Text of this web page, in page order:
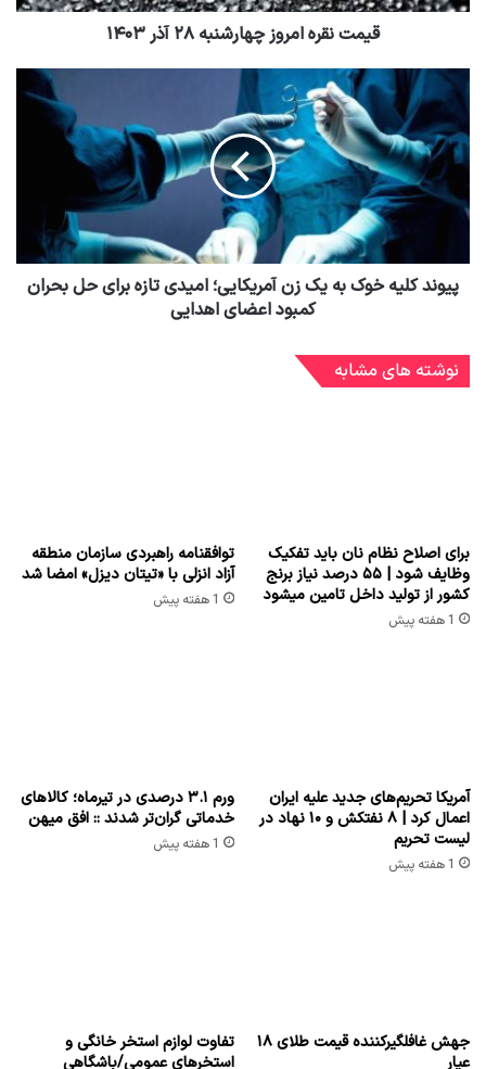
قیمت نقره امروز چهارشنبه ۲۸ آذر ۱۴۰۳
پیوند کلیه خوک به یک زن آمریکایی؛ امیدی تازه برای حل بحران
کمبود اعضای اهدایی
نوشته های مشابه
برای اصلاح نظام نان باید تفکیک
وظایف شود | ۵۵ درصد نیاز برنج
کشور از تولید داخل تامین میشود
1 هفته پیش
توافقنامه راهبردی سازمان منطقه
آزاد انزلی با «تیتان دیزل» امضا شد
1 هفته پیش
آمریکا تحریم‌های جدید علیه ایران
اعمال کرد | ۸ نفتکش و ۱۰ نهاد در
لیست تحریم
1 هفته پیش
ورم ۳.۱ درصدی در تیرماه؛ کالاهای
خدماتی گران‌تر شدند :: افق میهن
1 هفته پیش
جهش غافلگیرکننده قیمت طلای ۱۸
عیار
تفاوت لوازم استخر خانگی و
استخرهای عمومی/باشگاهی